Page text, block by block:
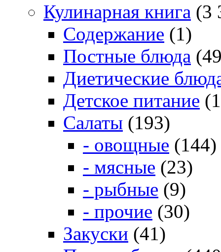
Кулинарная книга (3
Содержание (1)
Постные блюда
Диетические
Детское питание
Салаты (193)
- овощные (144)
- мясные (23)
- рыбные (9)
- прочие (30)
Закуски (41)